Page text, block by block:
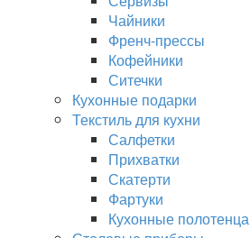
Чайники
Френч-прессы
Кофейники
Ситечки
Кухонные подарки
Текстиль для кухни
Салфетки
Прихватки
Скатерти
Фартуки
Кухонные полотенца